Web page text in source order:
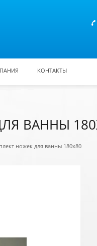
КОНТАКТЫ
ВАННЫ
ножек для ванны 180х80